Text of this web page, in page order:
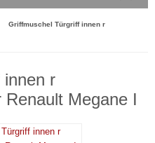
Griffmuschel Türgriff innen r
innen r
Megane I